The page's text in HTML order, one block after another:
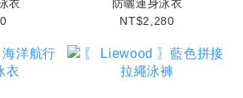
衣
防曬連身泳衣
NT$2,280